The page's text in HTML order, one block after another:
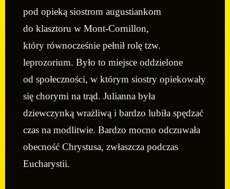
pod opieką siostrom augustiankom
do klasztoru w Mont-Cornillon,
który równocześnie pełnił rolę tzw.
leprozorium. Było to miejsce oddzielone
od społeczności, w którym siostry opiekowały
się chorymi na trąd. Julianna była
dziewczynką wrażliwą i bardzo lubiła spędzać
czas na modlitwie. Bardzo mocno odczuwała
obecność Chrystusa, zwłaszcza podczas
Eucharystii.